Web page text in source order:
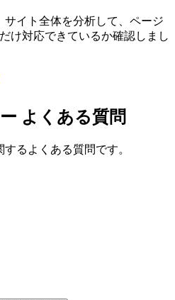
サイト全体を分析して、ページ
け対応できているか確認しまし
よくある質問
るよくある質問です。